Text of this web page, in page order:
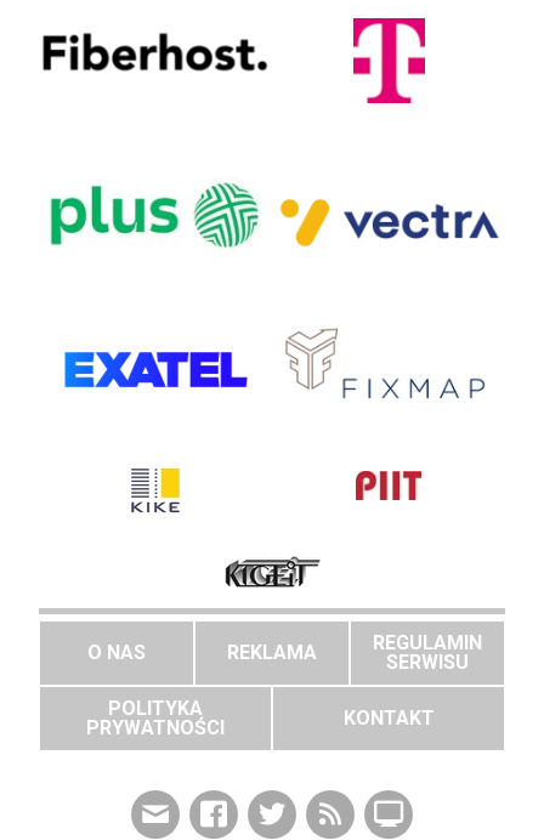
O NAS REKLAMA
REGULAMIN
SERWISU
POLITYKA
PRYWATNOŚCI
KONTAKT